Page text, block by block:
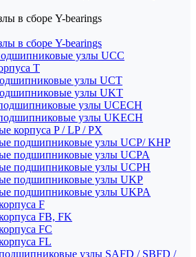
в сборе Y-bearings
в сборе Y-bearings
узлы UCC
T
узлы UCT
узлы UKT
узлы UCECH
узлы UKECH
корпуса P / LP / PX
подшипниковые узлы UCP/ KHP
подшипниковые узлы UCPA
подшипниковые узлы UCPH
подшипниковые узлы UKP
подшипниковые узлы UKPA
F
FB, FK
FC
FL
узлы SAFD / SBFD /